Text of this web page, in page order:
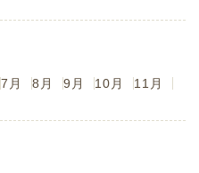
7月 8月 9月 10月
11月